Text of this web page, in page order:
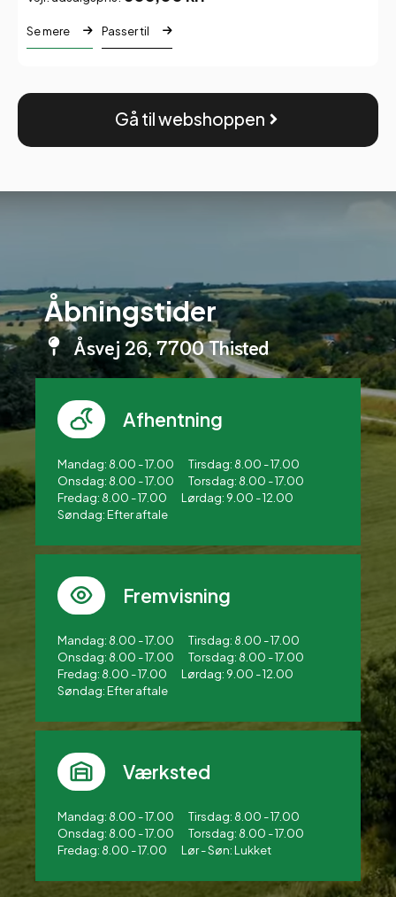
Se mere Passer til
Gå til webshoppen
Åbningstider
Åsvej 26, 7700 Thisted
Afhentning
Mandag: 8.00 - 17.00
Tirsdag: 8.00 - 17.00
Onsdag: 8.00 - 17.00
Torsdag: 8.00 - 17.00
Fredag: 8.00 - 17.00
Lørdag: 9.00 - 12.00
Søndag: Efter aftale
Fremvisning
Mandag: 8.00 - 17.00
Tirsdag: 8.00 - 17.00
Onsdag: 8.00 - 17.00
Torsdag: 8.00 - 17.00
Fredag: 8.00 - 17.00
Lørdag: 9.00 - 12.00
Søndag: Efter aftale
Værksted
Mandag: 8.00 - 17.00
Tirsdag: 8.00 - 17.00
Onsdag: 8.00 - 17.00
Torsdag: 8.00 - 17.00
Fredag: 8.00 - 17.00
Lør - Søn: Lukket